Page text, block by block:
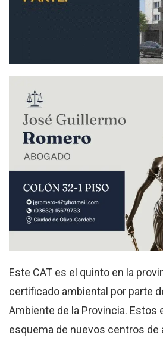
Este CAT es el quinto en la
certificado ambiental por parte
Ambiente de la Provincia. Estos
esquema de nuevos centros de